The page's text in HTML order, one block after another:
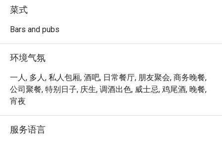
是一处为悠闲夜晚而设的精致遁世之所。在这里，充满巧
思的在地风味调酒，都经由调酒师匠心巧手，将一杯寻常
的睡前酒，升华为难忘的吉隆坡回忆。
无论是享用简餐，或想在此流连忘返，以下几点将让您对
这里念念不忘：
“在地风味，国际风范”：品尝创意鸡尾酒，巧妙玩转 teh
tarik 与 assam boi 等经典马来西亚风味。
“货真价实的隐藏瑰宝”：发掘隐藏版酒吧的静谧与惊喜，
在私密舒适的氛围中彻底放松。
菜式
Bars and pubs
环境气氛
一人, 多人, 私人包厢, 酒吧, 日常餐厅, 朋友聚会, 商务晚餐,
公司聚餐, 特别日子, 庆生, 调酒出色, 威士忌, 鸡尾酒, 晚餐,
宵夜
服务语言